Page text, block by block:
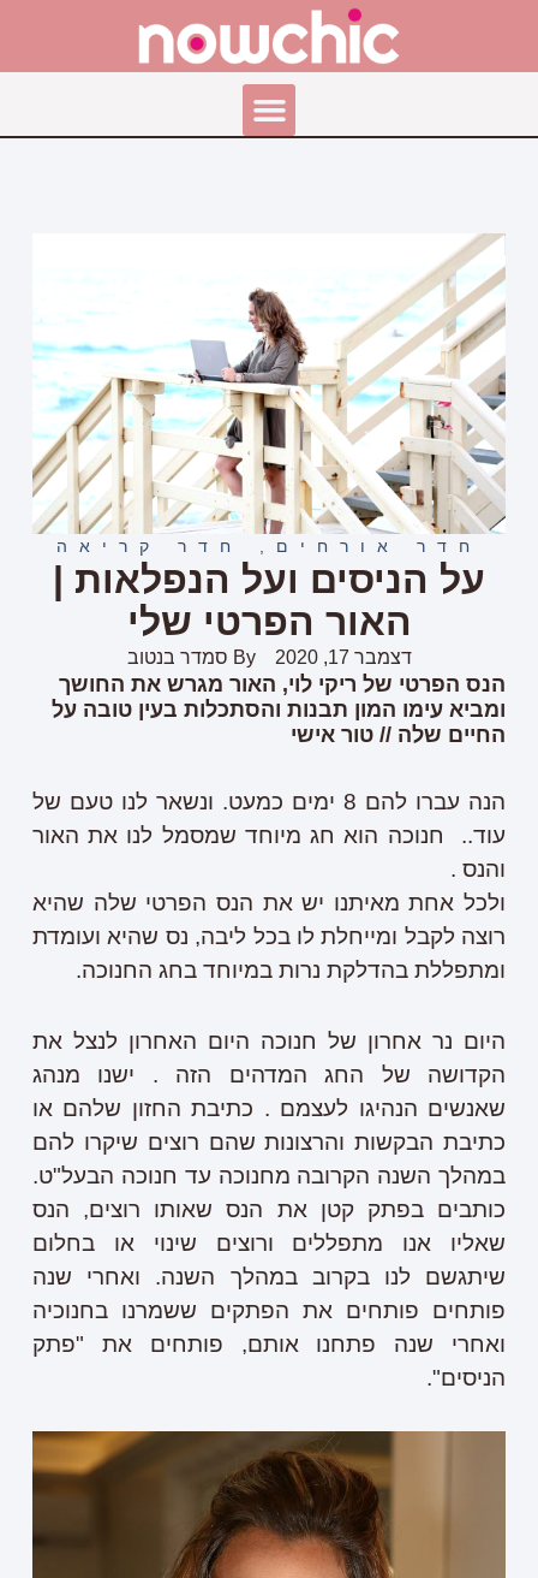
חדר אורחים חדר קריאה
על הניסים ועל הנפלאות |
האור הפרטי שלי
דצמבר 17, 2020 By סמדר בנטוב
הנס הפרטי של ריקי לוי, האור מגרש את החושך
ומביא עימו המון תבנות והסתכלות בעין טובה על
החיים שלה // טור אישי
הנה עברו להם 8 ימים כמעט. ונשאר לנו טעם של
עוד.. חנוכה הוא חג מיוחד שמסמל לנו את האור
והנס .
ולכל אחת מאיתנו יש את הנס הפרטי שלה שהיא
רוצה לקבל ומייחלת לו בכל ליבה, נס שהיא ועומדת
ומתפללת בהדלקת נרות במיוחד בחג החנוכה.
היום נר אחרון של חנוכה היום האחרון לנצל את
הקדושה של החג המדהים הזה . ישנו מנהג
שאנשים הנהיגו לעצמם . כתיבת החזון שלהם או
כתיבת הבקשות והרצונות שהם רוצים שיקרו להם
במהלך השנה הקרובה מחנוכה עד חנוכה הבעל"ט.
כותבים בפתק קטן את הנס שאותו רוצים, הנס
שאליו אנו מתפללים ורוצים שינוי או בחלום
שיתגשם לנו בקרוב במהלך השנה. ואחרי שנה
פותחים פותחים את הפתקים ששמרנו בחנוכיה
ואחרי שנה פתחנו אותם, פותחים את "פתק
הניסים".